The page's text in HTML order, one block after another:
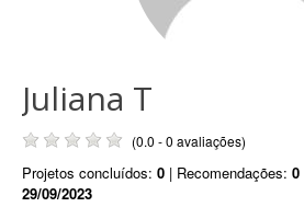
Juliana T
(0.0 - 0 avaliações)
Projetos concluídos: 0 | Recomendações: 0
29/09/2023